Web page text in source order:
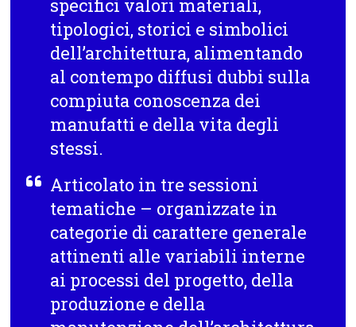
specifici valori materiali,
tipologici, storici e simbolici
dell’architettura, alimentando
al contempo diffusi dubbi sulla
compiuta conoscenza dei
manufatti e della vita degli
stessi.
Articolato in tre sessioni
tematiche – organizzate in
categorie di carattere generale
attinenti alle variabili interne
ai processi del progetto, della
produzione e della